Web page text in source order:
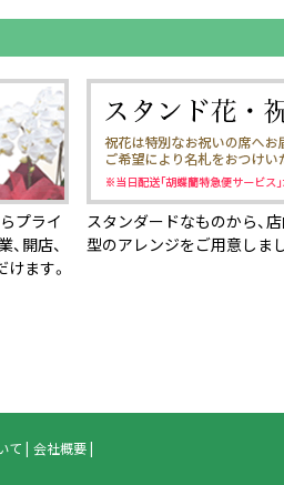
プライ
開店、
ます。
スタンダードなものから、
型のアレンジをご用意しまし
て
会社概要